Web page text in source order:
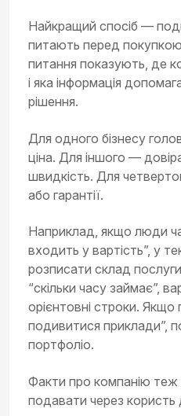
Найкращий спосіб —
питають перед
питання показують, де
і яка інформація
рішення.
Для одного бізнесу
ціна. Для іншого —
швидкість. Для
або гарантії.
Наприклад, якщо люди
входить у вартість”, у
розписати склад
“скільки часу займає”,
орієнтовні строки.
подивитися приклади”,
портфоліо.
Факти про компанію теж
подавати через користь